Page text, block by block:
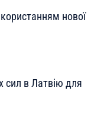
нової
сил в Латвію для